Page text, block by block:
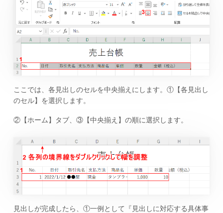
ここでは、各見出しのセルを中央揃えにします。①【各見出し
のセル】を選択します。
②【ホーム】タブ、③【中央揃え】の順に選択します。
見出しが完成したら、①一例として『見出しに対応する具体事